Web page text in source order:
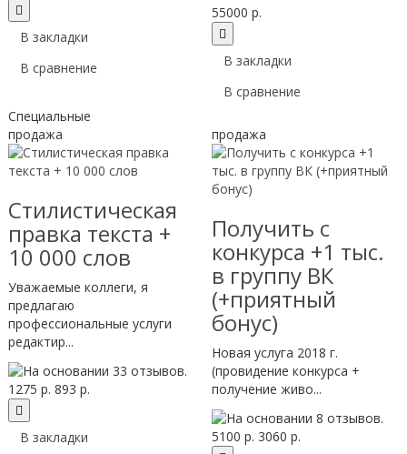
В закладки
В сравнение
55000 р.
В закладки
В сравнение
Специальные
продажа
Стилистическая
правка текста +
10 000 слов
Уважаемые коллеги, я
предлагаю
профессиональные услуги
редактир...
1275 р. 893 р.
В закладки
продажа
Получить с
конкурса +1 тыс.
в группу ВК
(+приятный
бонус)
Новая услуга 2018 г.
(провидение конкурса +
получение живо...
5100 р. 3060 р.